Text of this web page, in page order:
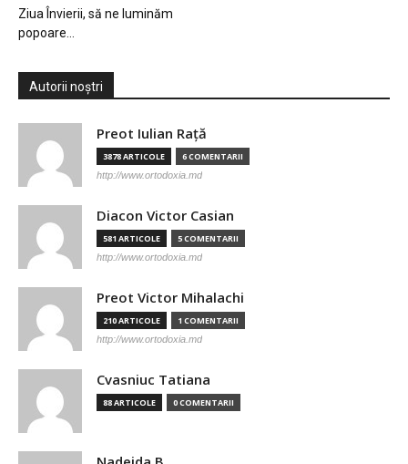
Ziua Învierii, să ne luminăm
popoare…
Autorii noștri
Preot Iulian Raţă
3878 ARTICOLE 6 COMENTARII
http://www.ortodoxia.md
Diacon Victor Casian
581 ARTICOLE 5 COMENTARII
http://www.ortodoxia.md
Preot Victor Mihalachi
210 ARTICOLE 1 COMENTARII
http://www.ortodoxia.md
Cvasniuc Tatiana
88 ARTICOLE 0 COMENTARII